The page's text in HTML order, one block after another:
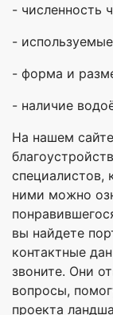
- численность
-
- форма и
- наличие
На нашем
специалистов,
ними можно
вы найдете
контактные
звоните. Они
вопросы,
проекта